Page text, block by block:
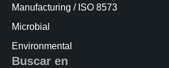
Manufacturing / ISO 8573
Microbial
Environmental
Buscar en